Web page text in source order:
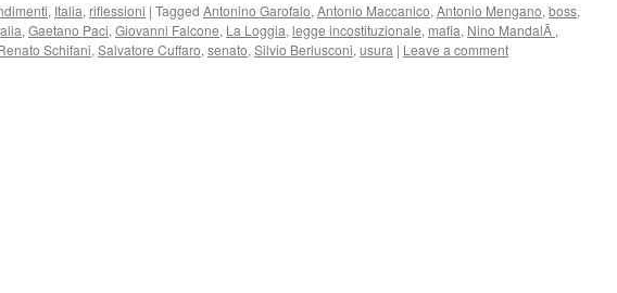
, Italia, riflessioni | Tagged Antonino Garofalo, Antonio Maccanico, Antonio Mengano, boss,
, Gaetano Paci, Giovanni Falcone, La Loggia, legge incostituzionale, mafia, Nino MandalÃ ,
Schifani, Salvatore Cuffaro, senato, Silvio Berlusconi, usura | Leave a comment